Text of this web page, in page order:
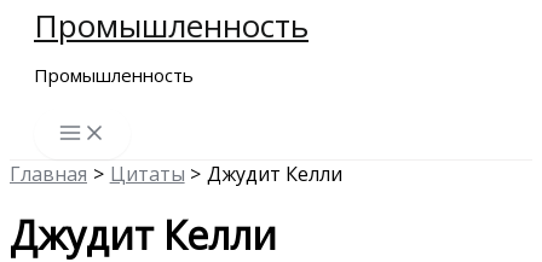
Перейти
содержимому
Промышленность
Промышленность
Главная Цитаты Джудит Келли
Джудит Келли